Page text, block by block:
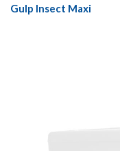
Gulp Insect Maxi